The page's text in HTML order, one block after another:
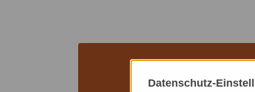
MIT DEM ZUG
Datenschutz-